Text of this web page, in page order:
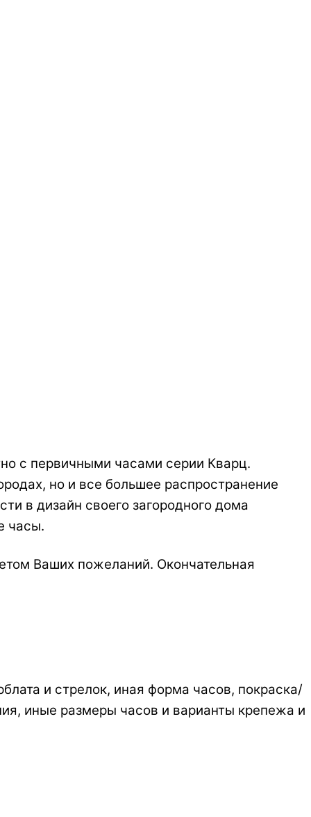
с первичными часами серии Кварц.
но и все большее распространение
в дизайн своего загородного дома
часы.
Ваших пожеланий. Окончательная
и стрелок, иная форма часов, покраска/
иные размеры часов и варианты крепежа и